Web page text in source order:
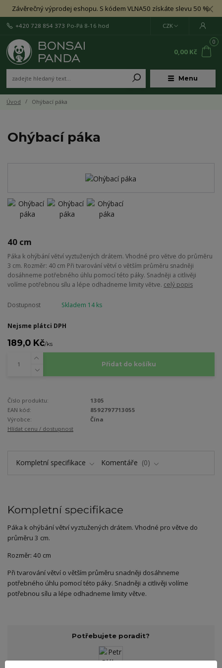
Závěrečný výprodej eshopu. S kódem VLNA50 získáte slevu 50 %.
Menu
CZK
+420 728 854 373 Po-Pá 8-16 hod
0
0,00 Kč
Úvod Ohýbací páka
Ohýbací páka
40 cm
Páka k ohýbání větví vyztužených drátem. Vhodné pro větve do průměru
3 cm. Rozměr: 40 cm Při tvarování větví o větším průměru snadněji
dosáhneme potřebného úhlu pomocí této páky. Snadněji a citlivěji
volíme potřebnou sílu a lépe odhadneme limity větve. celý popis
Dostupnost Skladem 14 ks
Nejsme plátci DPH
189,0 Kč/ks
Přidat do košíku
Číslo produktu:
1305
EAN kód:
8592797713055
Výrobce:
Čína
Hlídat cenu / dostupnost
Kompletní specifikace Komentáře 0
Kompletní specifikace
Páka k ohýbání větví vyztužených drátem. Vhodné pro větve do
průměru 3 cm.
Rozměr: 40 cm
Při tvarování větví o větším průměru snadněji dosáhneme
potřebného úhlu pomocí této páky. Snadněji a citlivěji volíme
potřebnou sílu a lépe odhadneme limity větve.
Potřebujete poradit?